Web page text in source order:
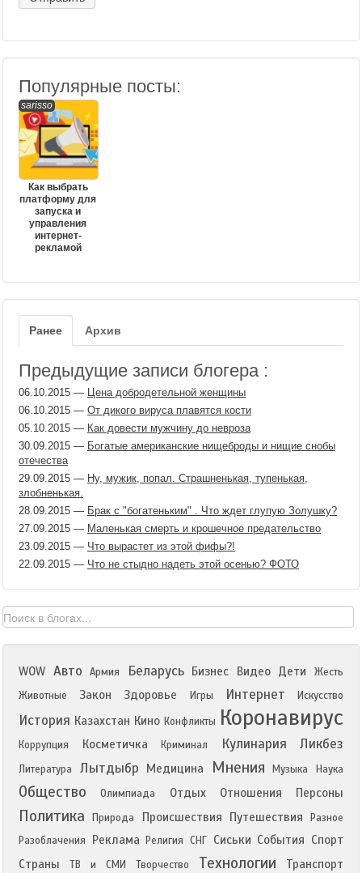
Популярные посты:
sarisso
Как выбрать
платформу для
запуска и
управления
интернет-
рекламой
Ранее Архив
Предыдущие записи блогера :
06.10.2015 — Цена добродетельной женщины
06.10.2015 — От дикого вируса плавятся кости
05.10.2015 — Как довести мужчину до невроза
30.09.2015 — Богатые американские нищеброды и нищие снобы
отечества
29.09.2015 — Ну, мужик, попал. Страшненькая, тупенькая,
злобненькая.
28.09.2015 — Брак с "богатеньким" . Что ждет глупую Золушку?
27.09.2015 — Маленькая смерть и крошечное предательство
23.09.2015 — Что вырастет из этой фифы?!
22.09.2015 — Что не стыдно надеть этой осенью? ФОТО
WOW Авто Армия Беларусь Бизнес Видео Дети
Жесть
Животные
Закон Здоровье Игры Интернет Искусство
История Казахстан Кино Конфликты Коронавирус
Коррупция Косметичка Криминал Кулинария Ликбез
Литература Лытдыбр Медицина Мнения Музыка Наука
Общество Олимпиада Отдых Отношения Персоны
Политика Природа Происшествия Путешествия
Разное
Разоблачения
Реклама Религия СНГ Сиськи События Спорт
Страны
ТВ и СМИ Творчество Технологии Транспорт